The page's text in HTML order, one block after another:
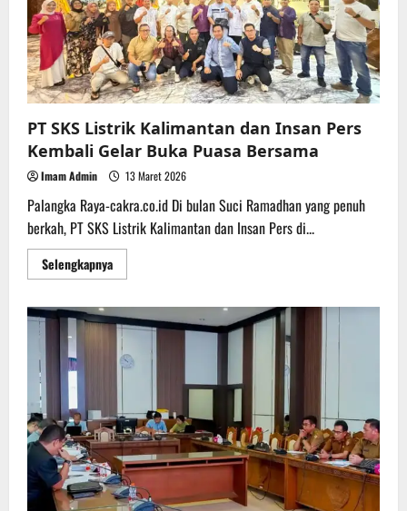
Provinsi
Kalteng
tahun
2027
PT SKS Listrik Kalimantan dan Insan Pers
Kembali Gelar Buka Puasa Bersama
Imam Admin 13 Maret 2026
Palangka Raya-cakra.co.id Di bulan Suci Ramadhan yang penuh
berkah, PT SKS Listrik Kalimantan dan Insan Pers di...
SelengkapnyaRead
more
SKS
Listrik
Kalimantan
dan
Insan
Buka
Puasa
Bersama